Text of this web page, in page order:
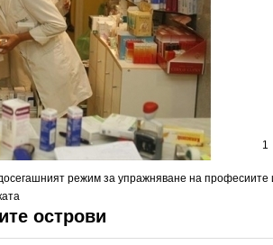
1
режим за упражняване на професиите
острови